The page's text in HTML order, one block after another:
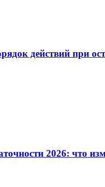
действий при
2026: что